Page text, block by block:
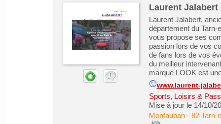
Laurent
Laurent Jalabert,
département du
vous propose ses
passion lors de vos
de fans lors de vos
du meilleur
marque LOOK est
www.laurent-
Sports, Loisirs &
Mise à jour le 14/10/
Montauban- 82 Tarn-